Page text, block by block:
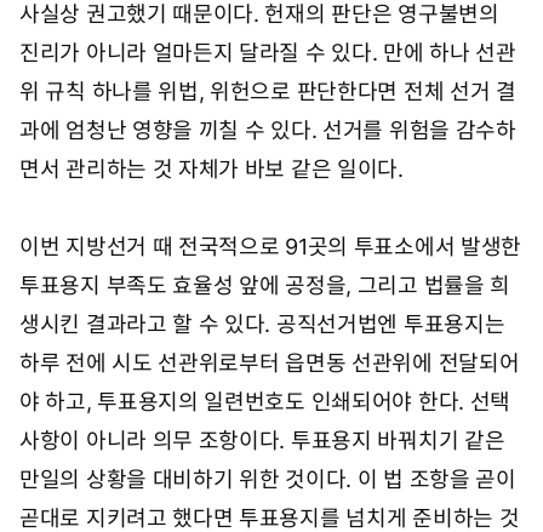
사실상 권고했기 때문이다. 헌재의 판단은 영구불변의
진리가 아니라 얼마든지 달라질 수 있다. 만에 하나 선관
위 규칙 하나를 위법, 위헌으로 판단한다면 전체 선거 결
과에 엄청난 영향을 끼칠 수 있다. 선거를 위험을 감수하
면서 관리하는 것 자체가 바보 같은 일이다.
이번 지방선거 때 전국적으로 91곳의 투표소에서 발생한
투표용지 부족도 효율성 앞에 공정을, 그리고 법률을 희
생시킨 결과라고 할 수 있다. 공직선거법엔 투표용지는
하루 전에 시도 선관위로부터 읍면동 선관위에 전달되어
야 하고, 투표용지의 일련번호도 인쇄되어야 한다. 선택
사항이 아니라 의무 조항이다. 투표용지 바꿔치기 같은
만일의 상황을 대비하기 위한 것이다. 이 법 조항을 곧이
곧대로 지키려고 했다면 투표용지를 넘치게 준비하는 것